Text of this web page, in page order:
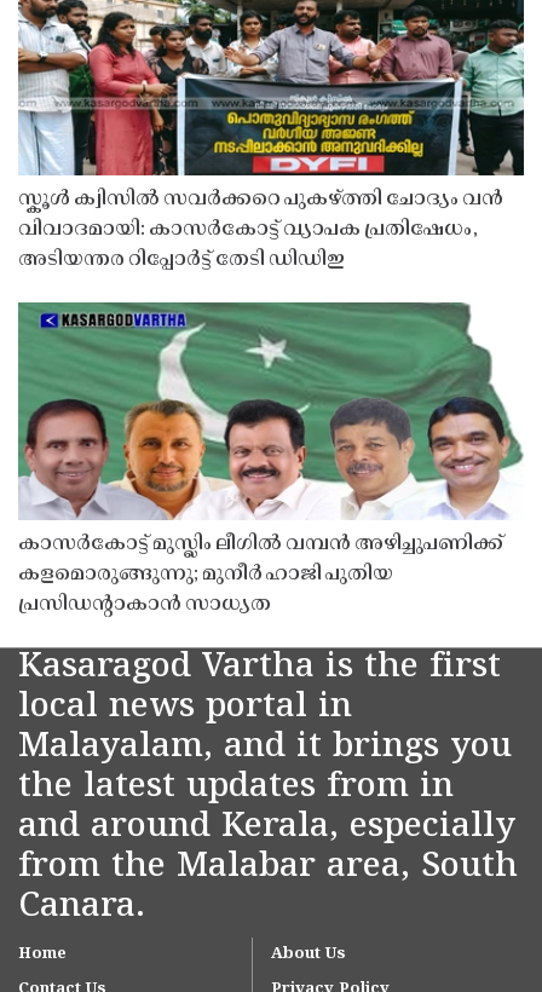
സ്കൂൾ ക്വിസിൽ സവർക്കറെ പുകഴ്ത്തി ചോദ്യം വൻ
വിവാദമായി: കാസർകോട്ട് വ്യാപക പ്രതിഷേധം,
അടിയന്തര റിപ്പോർട്ട് തേടി ഡിഡിഇ
കാസർകോട്ട് മുസ്ലിം ലീഗിൽ വമ്പൻ അഴിച്ചുപണിക്ക്
കളമൊരുങ്ങുന്നു; മുനീർ ഹാജി പുതിയ
പ്രസിഡൻ്റാകാൻ സാധ്യത
Kasaragod Vartha is the first
local news portal in
Malayalam, and it brings you
the latest updates from in
and around Kerala, especially
from the Malabar area, South
Canara.
Home
About Us